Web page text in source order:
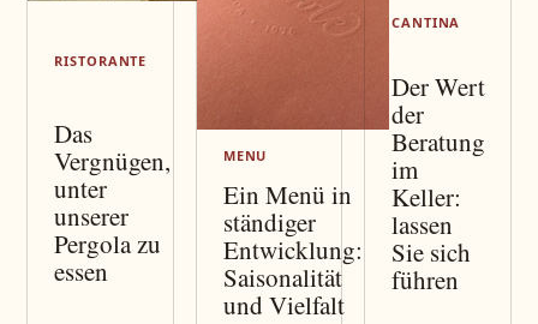
RISTORANTE
Das
Vergnügen,
unter
unserer
Pergola zu
essen
MENU
Ein Menü in
ständiger
Entwicklung:
Saisonalität
und Vielfalt
CANTINA
Der Wert
der
Beratung
im
Keller:
lassen
Sie sich
führen